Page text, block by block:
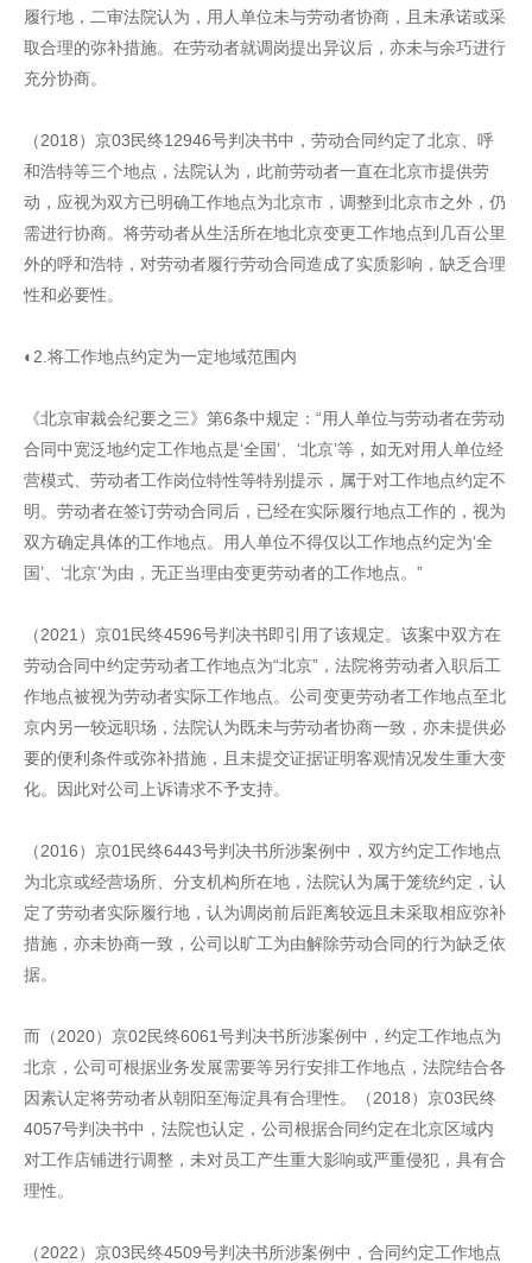
履行地，二审法院认为，用人单位未与劳动者协商，且未承诺或采
取合理的弥补措施。在劳动者就调岗提出异议后，亦未与余巧进行
充分协商。
（2018）京03民终12946号判决书中，劳动合同约定了北京、呼
和浩特等三个地点，法院认为，此前劳动者一直在北京市提供劳
动，应视为双方已明确工作地点为北京市，调整到北京市之外，仍
需进行协商。将劳动者从生活所在地北京变更工作地点到几百公里
外的呼和浩特，对劳动者履行劳动合同造成了实质影响，缺乏合理
性和必要性。
◐2.将工作地点约定为一定地域范围内
《北京审裁会纪要之三》第6条中规定：“用人单位与劳动者在劳动
合同中宽泛地约定工作地点是‘全国’、‘北京’等，如无对用人单位经
营模式、劳动者工作岗位特性等特别提示，属于对工作地点约定不
明。劳动者在签订劳动合同后，已经在实际履行地点工作的，视为
双方确定具体的工作地点。用人单位不得仅以工作地点约定为‘全
国’、‘北京’为由，无正当理由变更劳动者的工作地点。”
（2021）京01民终4596号判决书即引用了该规定。该案中双方在
劳动合同中约定劳动者工作地点为“北京”，法院将劳动者入职后工
作地点被视为劳动者实际工作地点。公司变更劳动者工作地点至北
京内另一较远职场，法院认为既未与劳动者协商一致，亦未提供必
要的便利条件或弥补措施，且未提交证据证明客观情况发生重大变
化。因此对公司上诉请求不予支持。
（2016）京01民终6443号判决书所涉案例中，双方约定工作地点
为北京或经营场所、分支机构所在地，法院认为属于笼统约定，认
定了劳动者实际履行地，认为调岗前后距离较远且未采取相应弥补
措施，亦未协商一致，公司以旷工为由解除劳动合同的行为缺乏依
据。
而（2020）京02民终6061号判决书所涉案例中，约定工作地点为
北京，公司可根据业务发展需要等另行安排工作地点，法院结合各
因素认定将劳动者从朝阳至海淀具有合理性。（2018）京03民终
4057号判决书中，法院也认定，公司根据合同约定在北京区域内
对工作店铺进行调整，未对员工产生重大影响或严重侵犯，具有合
理性。
（2022）京03民终4509号判决书所涉案例中，合同约定工作地点